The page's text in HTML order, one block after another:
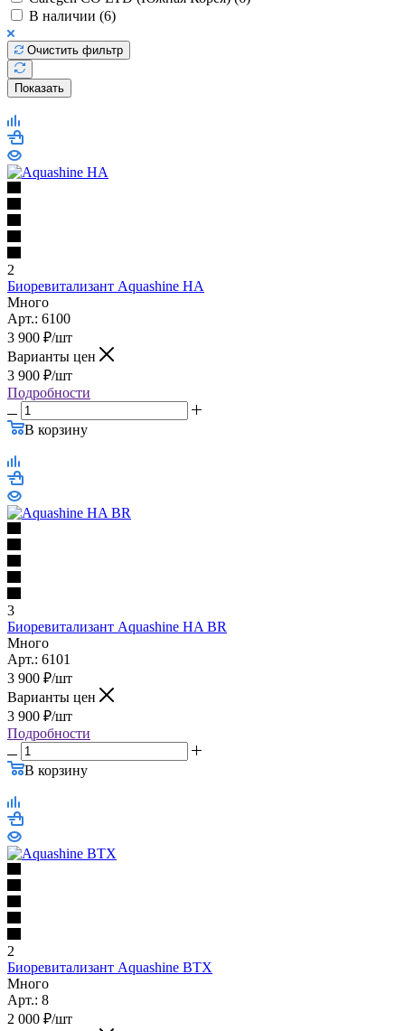
Caregen CO LTD (Южная Корея) (
Очистить фильтр
2
Биоревитализант Aquashine HA
Много
Арт.: 6100
3 900₽/шт
Варианты цен
3 900₽/шт
Подробности
3
Биоревитализант Aquashine HA BR
Много
Арт.: 6101
3 900₽/шт
Варианты цен
3 900₽/шт
Подробности
2
Биоревитализант Aquashine BTX
Много
Арт.: 8